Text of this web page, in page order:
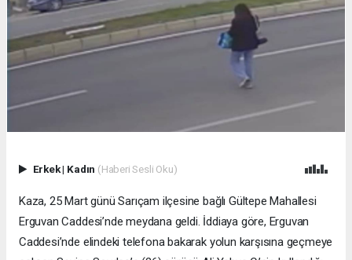
Erkek| Kadın (Haberi Sesli Oku)
Kaza, 25 Mart günü Sarıçam ilçesine bağlı Gültepe Mahallesi
Erguvan Caddesi’nde meydana geldi. İddiaya göre, Erguvan
Caddesi’nde elindeki telefona bakarak yolun karşısına geçmeye